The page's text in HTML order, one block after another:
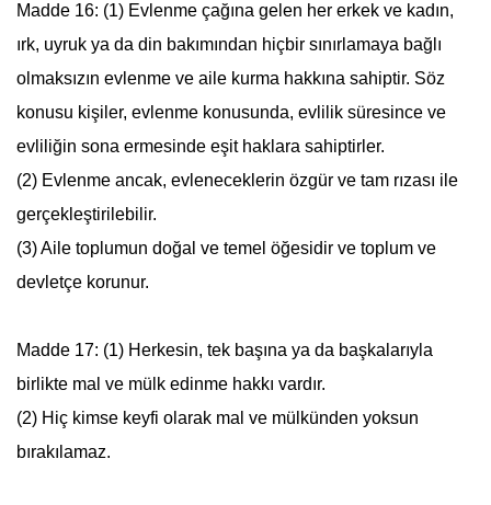
Madde 16: (1) Evlenme çağına gelen her erkek ve kadın,
ırk, uyruk ya da din bakımından hiçbir sınırlamaya bağlı
olmaksızın evlenme ve aile kurma hakkına sahiptir. Söz
konusu kişiler, evlenme konusunda, evlilik süresince ve
evliliğin sona ermesinde eşit haklara sahiptirler.
(2) Evlenme ancak, evleneceklerin özgür ve tam rızası ile
gerçekleştirilebilir.
(3) Aile toplumun doğal ve temel öğesidir ve toplum ve
devletçe korunur.
Madde 17: (1) Herkesin, tek başına ya da başkalarıyla
birlikte mal ve mülk edinme hakkı vardır.
(2) Hiç kimse keyfi olarak mal ve mülkünden yoksun
bırakılamaz.